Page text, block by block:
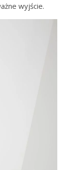
wyjście.